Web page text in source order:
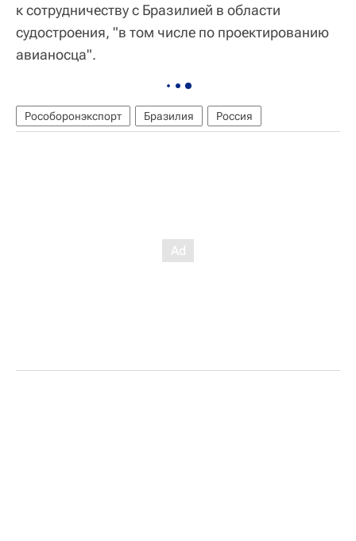
к сотрудничеству с Бразилией в области
судостроения, "в том числе по проектированию
авианосца".
Рособоронэкспорт Бразилия Россия